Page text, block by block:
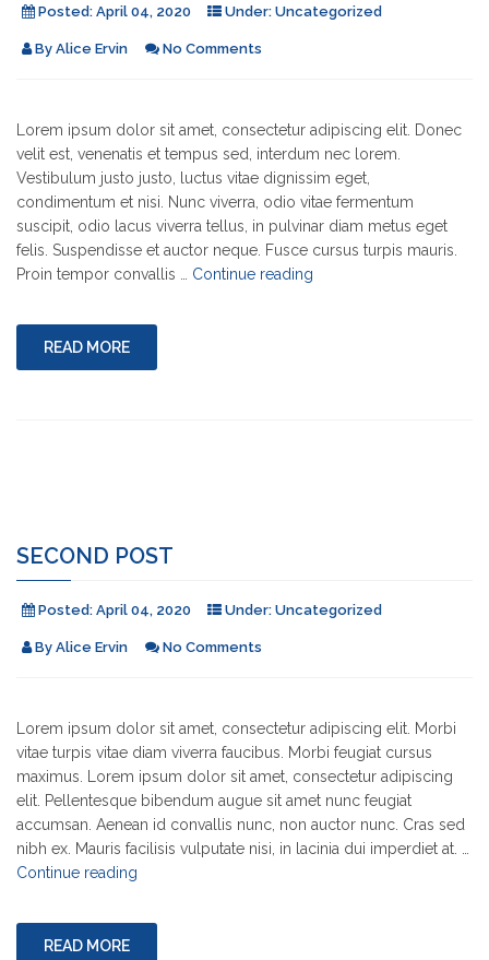
Posted: April 04, 2020 Under: Uncategorized
By Alice Ervin No Comments
Lorem ipsum dolor sit amet, consectetur adipiscing elit. Donec
velit est, venenatis et tempus sed, interdum nec lorem.
Vestibulum justo justo, luctus vitae dignissim eget,
condimentum et nisi. Nunc viverra, odio vitae fermentum
suscipit, odio lacus viverra tellus, in pulvinar diam metus eget
felis. Suspendisse et auctor neque. Fusce cursus turpis mauris.
Proin tempor convallis … Continue reading
READ MORE
SECOND POST
Posted: April 04, 2020 Under: Uncategorized
By Alice Ervin No Comments
Lorem ipsum dolor sit amet, consectetur adipiscing elit. Morbi
vitae turpis vitae diam viverra faucibus. Morbi feugiat cursus
maximus. Lorem ipsum dolor sit amet, consectetur adipiscing
elit. Pellentesque bibendum augue sit amet nunc feugiat
accumsan. Aenean id convallis nunc, non auctor nunc. Cras sed
nibh ex. Mauris facilisis vulputate nisi, in lacinia dui imperdiet at. …
Continue reading
READ MORE